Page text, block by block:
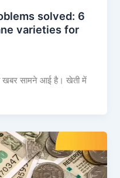
solved: 6
varieties for
खबर सामने आई है। खेती में